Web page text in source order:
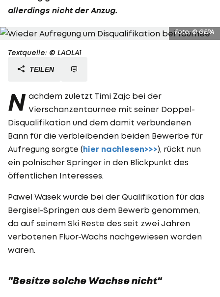
allerdings nicht der Anzug.
Foto: © GEPA
Textquelle: © LAOLA1
TEILEN
N achdem zuletzt Timi Zajc bei der
Vierschanzentournee mit seiner Doppel-
Disqualifikation und dem damit verbundenen
Bann für die verbleibenden beiden Bewerbe für
Aufregung sorgte (hier nachlesen>>>), rückt nun
ein polnischer Springer in den Blickpunkt des
öffentlichen Interesses.
Pawel Wasek wurde bei der Qualifikation für das
Bergisel-Springen aus dem Bewerb genommen,
da auf seinem Ski Reste des seit zwei Jahren
verbotenen Fluor-Wachs nachgewiesen worden
waren.
"Besitze solche Wachse nicht"